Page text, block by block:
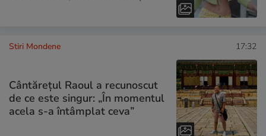
Stiri Mondene 17:32
Cântărețul Raoul a recunoscut
de ce este singur: „În momentul
acela s-a întâmplat ceva”